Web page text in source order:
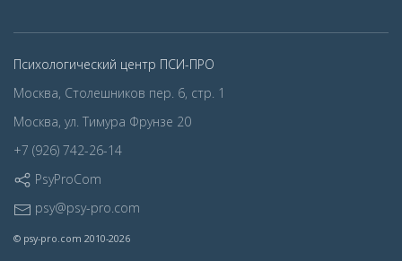
Психологический центр ПСИ-ПРО
Москва, Столешников пер. 6, стр. 1
Москва, ул. Тимура Фрунзе 20
+7 (926) 742-26-14
PsyProCom
psy@psy-pro.com
© psy-pro.com 2010-2026